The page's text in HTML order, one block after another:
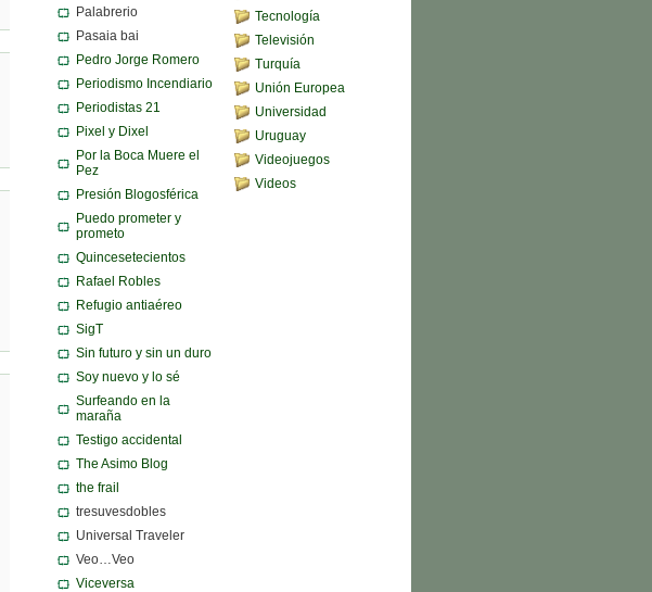
Palabrerio
Pasaia bai
Pedro Jorge Romero
Periodismo Incendiario
Periodistas 21
Pixel y Dixel
Por la Boca Muere el
Pez
Presión Blogosférica
Puedo prometer y
prometo
Quincesetecientos
Rafael Robles
Refugio antiaéreo
SigT
Sin futuro y sin un duro
Soy nuevo y lo sé
Surfeando en la
maraña
Testigo accidental
The Asimo Blog
the frail
tresuvesdobles
Universal Traveler
Veo…Veo
Viceversa
Tecnología
Televisión
Turquía
Unión Europea
Universidad
Uruguay
Videojuegos
Videos